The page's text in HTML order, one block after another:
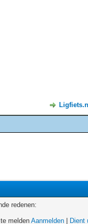
redenen:
te meldenAanmelden
Dient